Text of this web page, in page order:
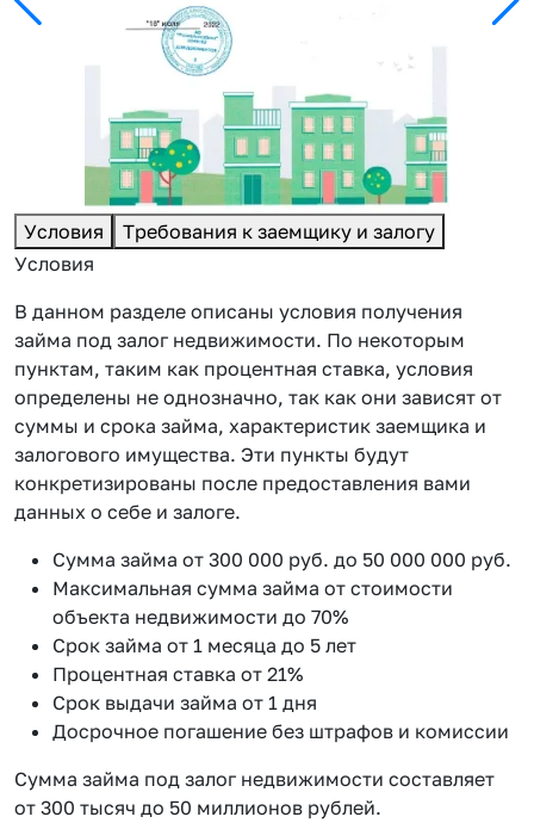
Условия
Требования к заемщику и залогу
Условия
В данном разделе описаны условия получения
займа под залог недвижимости. По некоторым
пунктам, таким как процентная ставка, условия
определены не однозначно, так как они зависят от
суммы и срока займа, характеристик заемщика и
залогового имущества. Эти пункты будут
конкретизированы после предоставления вами
данных о себе и залоге.
Сумма займа от 300 000 руб. до 50 000 000 руб.
Максимальная сумма займа от стоимости
объекта недвижимости до 70%
Срок займа от 1 месяца до 5 лет
Процентная ставка от 21%
Срок выдачи займа от 1 дня
Досрочное погашение без штрафов и комиссии
Сумма займа под залог недвижимости составляет
от 300 тысяч до 50 миллионов рублей.